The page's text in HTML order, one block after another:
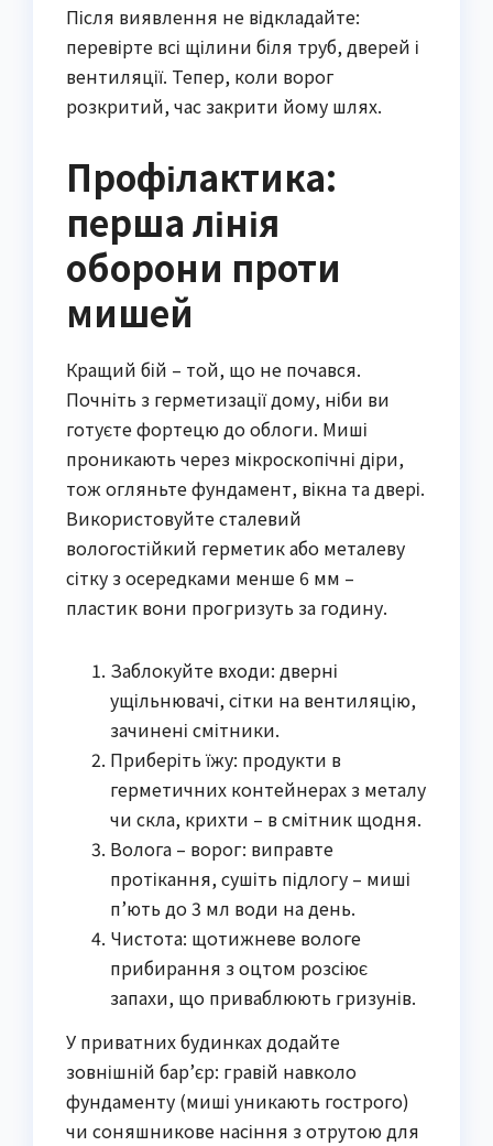
Після виявлення не відкладайте:
перевірте всі щілини біля труб, дверей і
вентиляції. Тепер, коли ворог
розкритий, час закрити йому шлях.
Профілактика:
перша лінія
оборони проти
мишей
Кращий бій – той, що не почався.
Почніть з герметизації дому, ніби ви
готуєте фортецю до облоги. Миші
проникають через мікроскопічні діри,
тож огляньте фундамент, вікна та двері.
Використовуйте сталевий
вологостійкий герметик або металеву
сітку з осередками менше 6 мм –
пластик вони прогризуть за годину.
Заблокуйте входи: дверні
ущільнювачі, сітки на вентиляцію,
зачинені смітники.
Приберіть їжу: продукти в
герметичних контейнерах з металу
чи скла, крихти – в смітник щодня.
Волога – ворог: виправте
протікання, сушіть підлогу – миші
п’ють до 3 мл води на день.
Чистота: щотижневе вологе
прибирання з оцтом розсіює
запахи, що приваблюють гризунів.
У приватних будинках додайте
зовнішній бар’єр: гравій навколо
фундаменту (миші уникають гострого)
чи соняшникове насіння з отрутою для